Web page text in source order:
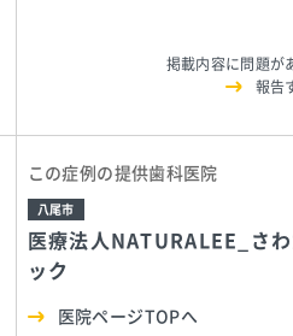
掲載内容に問題が
報告
この症例の提供歯科医院
医療法人NATURALEE_さ
ック
八尾市
医院ページTOPへ